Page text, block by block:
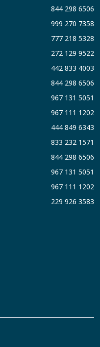
844 298 6506
999 270 7358
777 218 5328
272 129 9522
442 833 4003
844 298 6506
967 131 5051
967 111 1202
444 849 6343
833 232 1571
844 298 6506
967 131 5051
967 111 1202
229 926 3583